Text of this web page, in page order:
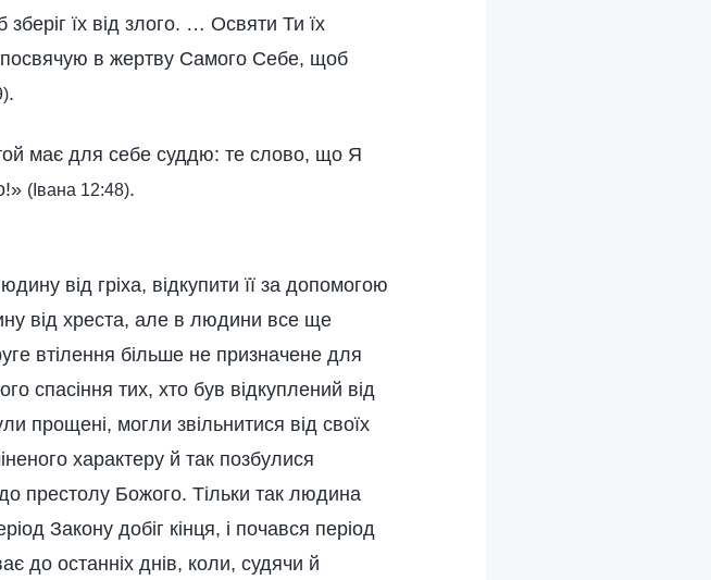
їх від злого. … Освяти Ти їх
в жертву Самого Себе, щоб
.
має для себе суддю: те слово, що Я
(Івана 12:48).
від гріха, відкупити її за допомогою
від хреста, але в людини все ще
втілення більше не призначене для
спасіння тих, хто був відкуплений від
прощені, могли звільнитися від своїх
характеру й так позбулися
престолу Божого. Тільки так людина
Закону добіг кінця, і почався період
до останніх днів, коли, судячи й